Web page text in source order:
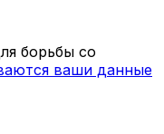
борьбы со
ваши данные